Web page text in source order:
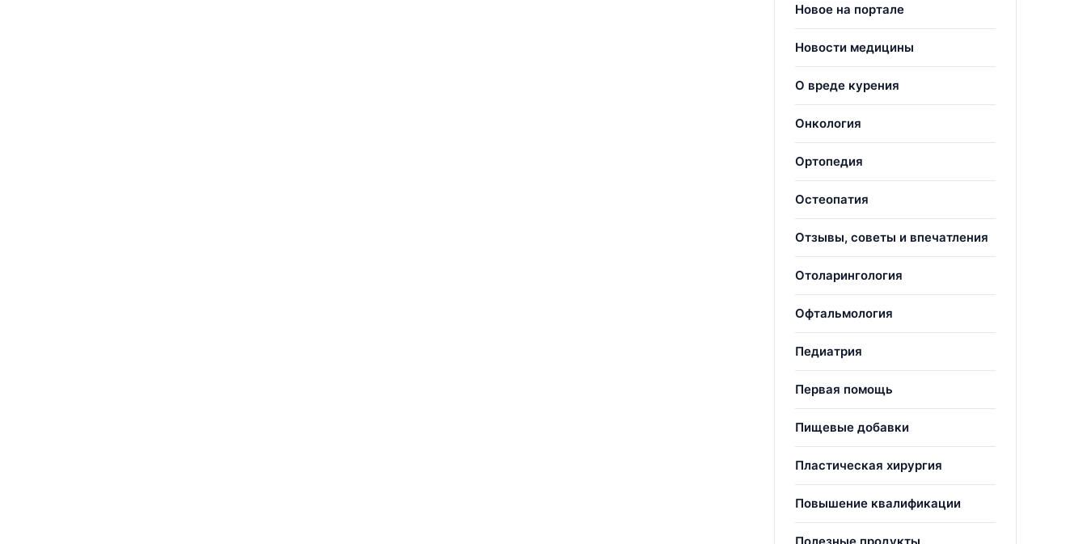
Новое на портале
Новости медицины
О вреде курения
Онкология
Ортопедия
Остеопатия
Отзывы, советы и впечатления
Отоларингология
Офтальмология
Педиатрия
Первая помощь
Пищевые добавки
Пластическая хирургия
Повышение квалификации